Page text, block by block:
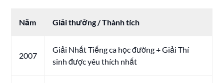
Năm Giải thưởng / Thành tích
2007
Giải Nhất Tiếng ca học đường + Giải Thí
sinh được yêu thích nhất